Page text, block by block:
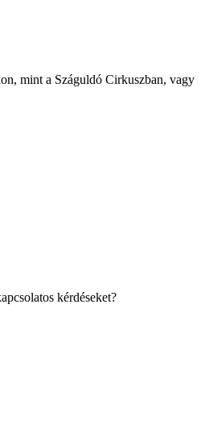
mint a Száguldó Cirkuszban, vagy
kérdéseket?